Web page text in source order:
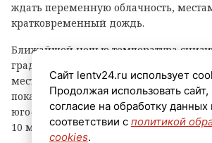
ждать переменную облачность,
кратковременный дождь.
Ближайшей ночью температура
градусов, только на побережье
местами возможно до +17. Завтра
покажут от +18 до +23 градусов. При
юго-западный, западный ветер, ночью
10 м/с, днем – от 7 до 12 м/с.
Сайт lentv24.ru использует
Продолжая использовать
согласие на обработку данных
соответствии с политикой
cookies.